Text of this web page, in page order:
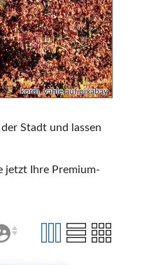
kordi_vahle auf pixabay
Stadt und lassen
jetzt Ihre Premium-